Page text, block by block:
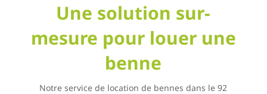
Une solution sur-
mesure pour louer une
benne
Notre service de location de bennes dans le 92